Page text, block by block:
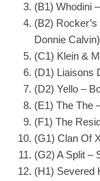
(B1) Whodini
(B2)
Donnie Calvin)
(C1) Klein &
(D1) Liaisons
(D2) Yello –
(E1) The The
(F1) The
(G1) Clan Of
(G2) A Split –
(H1) Severed